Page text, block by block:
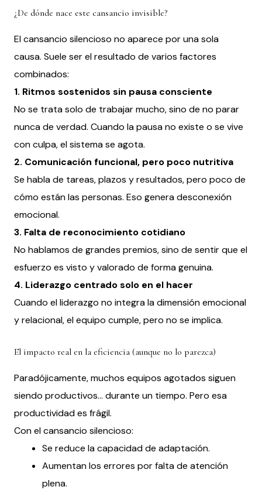
¿De dónde nace este cansancio invisible?
El cansancio silencioso no aparece por una sola
causa. Suele ser el resultado de varios factores
combinados:
1. Ritmos sostenidos sin pausa consciente
No se trata solo de trabajar mucho, sino de no parar
nunca de verdad. Cuando la pausa no existe o se vive
con culpa, el sistema se agota.
2. Comunicación funcional, pero poco nutritiva
Se habla de tareas, plazos y resultados, pero poco de
cómo están las personas. Eso genera desconexión
emocional.
3. Falta de reconocimiento cotidiano
No hablamos de grandes premios, sino de sentir que el
esfuerzo es visto y valorado de forma genuina.
4. Liderazgo centrado solo en el hacer
Cuando el liderazgo no integra la dimensión emocional
y relacional, el equipo cumple, pero no se implica.
El impacto real en la eficiencia (aunque no lo parezca)
Paradójicamente, muchos equipos agotados siguen
siendo productivos… durante un tiempo. Pero esa
productividad es frágil.
Con el cansancio silencioso:
Se reduce la capacidad de adaptación.
Aumentan los errores por falta de atención
plena.